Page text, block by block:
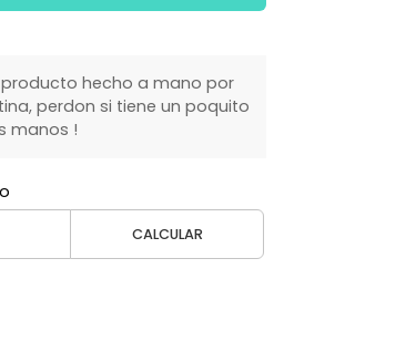
hecho a mano por
perdon si tiene un poquito
manos !
CALCULAR